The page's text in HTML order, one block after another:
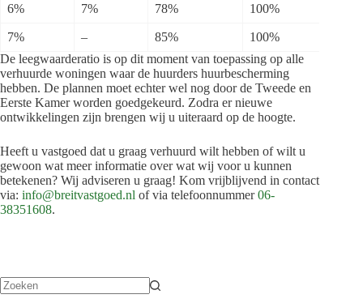
6% 7% 78% 100%
7% – 85%
100%
De leegwaarderatio is op dit moment van toepassing op alle
verhuurde woningen waar de huurders huurbescherming
hebben. De plannen moet echter wel nog door de Tweede en
Eerste Kamer worden goedgekeurd. Zodra er nieuwe
ontwikkelingen zijn brengen wij u uiteraard op de hoogte.
Heeft u vastgoed dat u graag verhuurd wilt hebben of wilt u
gewoon wat meer informatie over wat wij voor u kunnen
betekenen? Wij adviseren u graag! Kom vrijblijvend in contact
via: info@breitvastgoed.nl of via telefoonnummer06-
38351608.